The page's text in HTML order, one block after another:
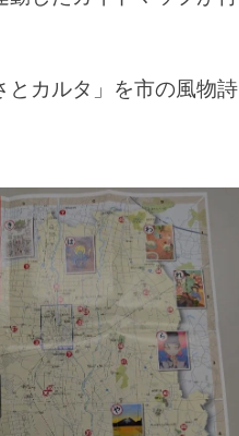
とカルタ」を市の風物詩